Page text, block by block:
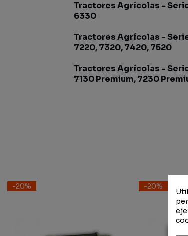
Tractores Agrícolas -
6330
Tractores Agrícolas -
7220, 7320, 7420, 7520
Tractores Agrícolas -
7130 Premium, 7230
-20% -20%